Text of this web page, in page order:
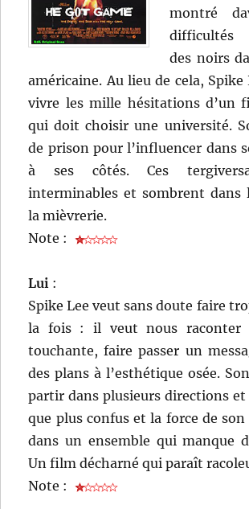
montré
difficultés
des noirs
américaine. Au lieu de cela,
vivre les mille hésitations d’un
qui doit choisir une université.
de prison pour l’influencer dans
à ses côtés. Ces
interminables et sombrent dans
la mièvrerie.
Note :
Lui :
Spike Lee veut sans doute faire
la fois : il veut nous raconter
touchante, faire passer un
des plans à l’esthétique osée.
partir dans plusieurs directions et
que plus confus et la force de
dans un ensemble qui manque
Un film décharné qui paraît
Note :